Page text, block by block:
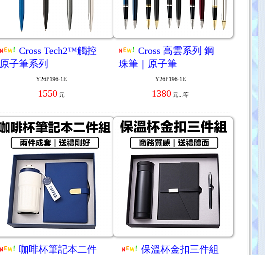
Cross Tech2™觸控
原子筆系列
Y26P196-1E
1550元
Cross 高雲系列 鋼
珠筆｜原子筆
Y26P196-1E
1380 元...等
咖啡杯筆記本二件
保溫杯金扣三件組